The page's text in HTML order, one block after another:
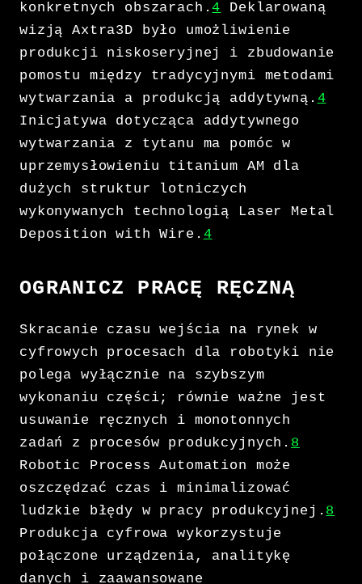
konkretnych obszarach.4 Deklarowaną
wizją Axtra3D było umożliwienie
produkcji niskoseryjnej i zbudowanie
pomostu między tradycyjnymi metodami
wytwarzania a produkcją addytywną. 4
Inicjatywa dotycząca addytywnego
wytwarzania z tytanu ma pomóc w
uprzemysłowieniu titanium AM dla
dużych struktur lotniczych
wykonywanych technologią Laser Metal
Deposition with Wire. 4
OGRANICZ PRACĘ RĘCZNĄ
Skracanie czasu wejścia na rynek w
cyfrowych procesach dla robotyki nie
polega wyłącznie na szybszym
wykonaniu części; równie ważne jest
usuwanie ręcznych i monotonnych
zadań z procesów produkcyjnych. 8
Robotic Process Automation może
oszczędzać czas i minimalizować
ludzkie błędy w pracy produkcyjnej. 8
Produkcja cyfrowa wykorzystuje
połączone urządzenia, analitykę
danych i zaawansowane